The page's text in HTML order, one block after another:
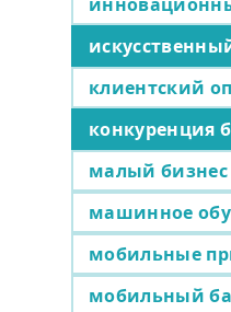
клиентский
конкуренция
малый бизнес
машинное
мобильные
мобильный